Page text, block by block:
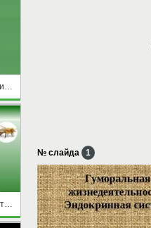
Процессы жизнедеятельности одноклеточных животных
№ слайда 1